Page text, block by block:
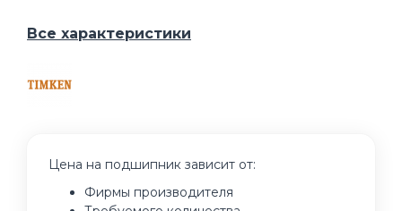
Все характеристики
Цена на подшипник зависит от:
Фирмы производителя